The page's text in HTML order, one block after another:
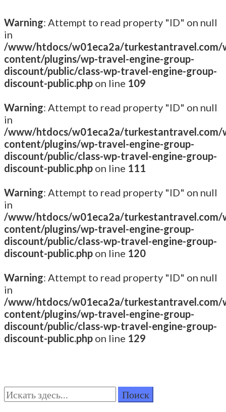
Warning: Attempt to read property "ID" on null
in
/www/htdocs/w01eca2a/turkestantravel.com/
content/plugins/wp-travel-engine-group-
discount/public/class-wp-travel-engine-group-
discount-public.php on line 109
Warning: Attempt to read property "ID" on null
in
/www/htdocs/w01eca2a/turkestantravel.com/
content/plugins/wp-travel-engine-group-
discount/public/class-wp-travel-engine-group-
discount-public.php on line 111
Warning: Attempt to read property "ID" on null
in
/www/htdocs/w01eca2a/turkestantravel.com/
content/plugins/wp-travel-engine-group-
discount/public/class-wp-travel-engine-group-
discount-public.php on line 120
Warning: Attempt to read property "ID" on null
in
/www/htdocs/w01eca2a/turkestantravel.com/
content/plugins/wp-travel-engine-group-
discount/public/class-wp-travel-engine-group-
discount-public.php on line 129
Turkestan Travel
Discover Central Asia
Поиск: